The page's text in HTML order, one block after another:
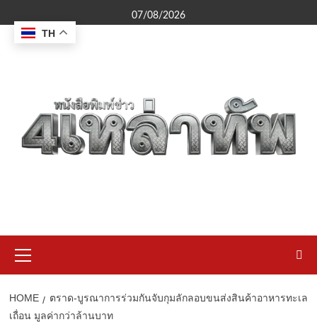
to
content
07/08/2026
Menu
HOME
ตราด-บูรณาการร่วมกันจับกุมลักลอบขนส่งสินค้าอาหารทะเล
เถื่อน มูลค่ากว่าล้านบาท
TH